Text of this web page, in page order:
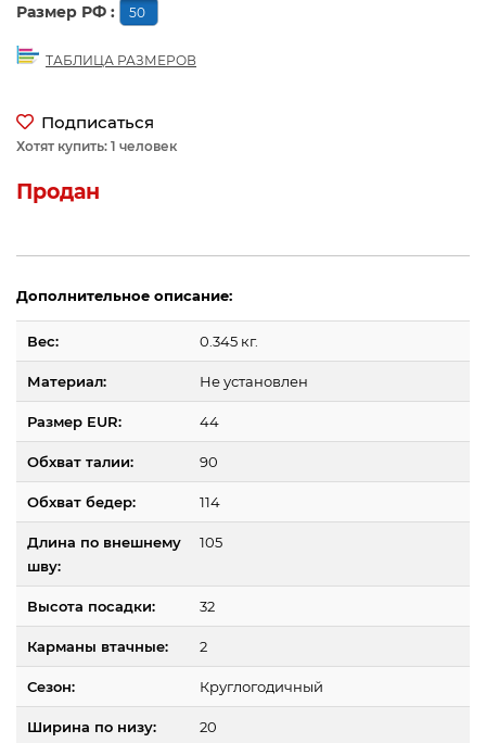
Размер РФ : 50
ТАБЛИЦА РАЗМЕРОВ
Подписаться
Хотят купить: 1 человек
Продан
Дополнительное описание:
Вес: 0.345 кг.
Материал: Не установлен
Размер EUR: 44
Обхват талии: 90
Обхват бедер: 114
Длина по внешнему
шву:
105
Высота посадки: 32
Карманы втачные: 2
Сезон: Круглогодичный
Ширина по низу: 20